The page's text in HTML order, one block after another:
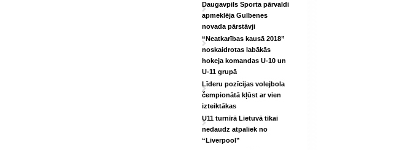
Daugavpils Sporta pārvaldi
apmeklēja Gulbenes
novada pārstāvji
“Neatkarības kausā 2018”
noskaidrotas labākās
hokeja komandas U-10 un
U-11 grupā
Līderu pozīcijas volejbola
čempionātā kļūst ar vien
izteiktākas
U11 turnīrā Lietuvā tikai
nedaudz atpaliek no
“Liverpool”